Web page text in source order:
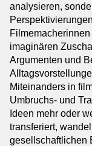
analysieren,
imaginären
Argumenten und
Miteinanders in
Umbruchs- und
Ideen mehr oder
transferiert,
gesellschaftlichen